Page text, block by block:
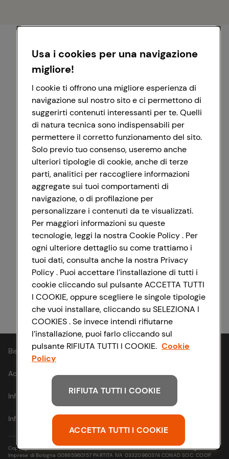
Registrati con Google
Registrati con Facebook
Registrati con Apple
Bisogno di aiuto?
Accessibilità
Informativa cookie
Informativa privacy
Copyright © 2021- Via Michelino, 59 | 40127 BOLOGNA Codice Fiscale e Registro
Imprese di Bologna 00865960157 PARTITA IVA 03320960374 CONAD SOC. COOP.
Usa i cookies per una navigazione
migliore!
I cookie ti offrono una migliore esperienza di
navigazione sul nostro sito e ci permettono di
suggerirti contenuti interessanti per te. Quelli
di natura tecnica sono indispensabili per
permettere il corretto funzionamento del sito.
Solo previo tuo consenso, useremo anche
ulteriori tipologie di cookie, anche di terze
parti, analitici per raccogliere informazioni
aggregate sui tuoi comportamenti di
navigazione, o di profilazione per
personalizzare i contenuti da te visualizzati.
Per maggiori informazioni su queste
tecnologie, leggi la nostra Cookie Policy . Per
ogni ulteriore dettaglio su come trattiamo i
tuoi dati, consulta anche la nostra Privacy
Policy . Puoi accettare l’installazione di tutti i
cookie cliccando sul pulsante ACCETTA TUTTI
I COOKIE, oppure scegliere le singole tipologie
che vuoi installare, cliccando su SELEZIONA I
COOKIES . Se invece intendi rifiutarne
l’installazione, puoi farlo cliccando sul
pulsante RIFIUTA TUTTI I COOKIE. Cookie
Policy
RIFIUTA TUTTI I COOKIE
ACCETTA TUTTI I COOKIE